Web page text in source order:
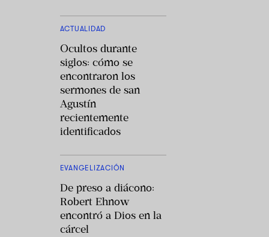
ACTUALIDAD
Ocultos durante
siglos: cómo se
encontraron los
sermones de san
Agustín
recientemente
identificados
EVANGELIZACIÓN
De preso a diácono:
Robert Ehnow
encontró a Dios en la
cárcel